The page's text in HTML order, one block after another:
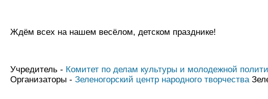
Ждём всех на нашем весёлом, детском празднике!
Учредитель - Комитет по делам культуры и молодежной
Организаторы - Зеленогорский центр народного творчества